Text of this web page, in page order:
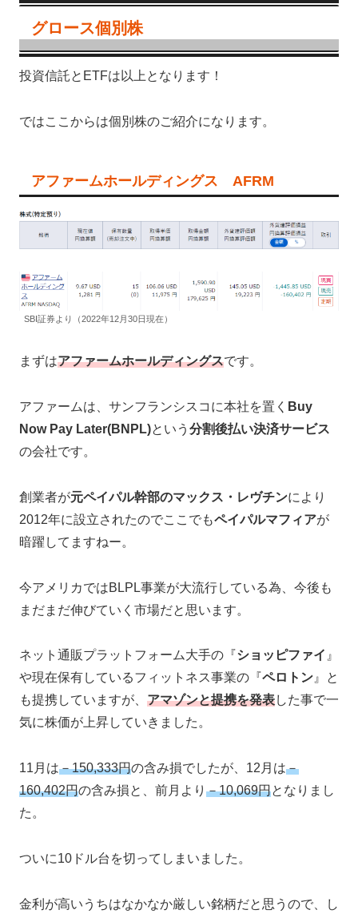
グロース個別株
投資信託とETFは以上となります！
ではここからは個別株のご紹介になります。
アファームホールディングス AFRM
SBI証券より（2022年12月30日現在）
まずはアファームホールディングスです。
アファームは、サンフランシスコに本社を置く Buy
Now Pay Later(BNPL)という 分割後払い決済サービス
の会社です。
創業者が元ペイパル幹部のマックス・レヴチンにより
2012年に設立されたのでここでもペイパルマフィアが
暗躍してますねー。
今アメリカではBLPL事業が大流行している為、今後も
まだまだ伸びていく市場だと思います。
ネット通販プラットフォーム大手の『 ショッピファイ 』
や現在保有しているフィットネス事業の『 ペロトン』と
も提携していますが、 アマゾンと提携を発表した事で一
気に株価が上昇していきました。
11月は－150,333円の含み損でしたが、12月は－
160,402円の含み損と、前月より －10,069円となりまし
た。
ついに10ドル台を切ってしまいました。
金利が高いうちはなかなか厳しい銘柄だと思うので、し